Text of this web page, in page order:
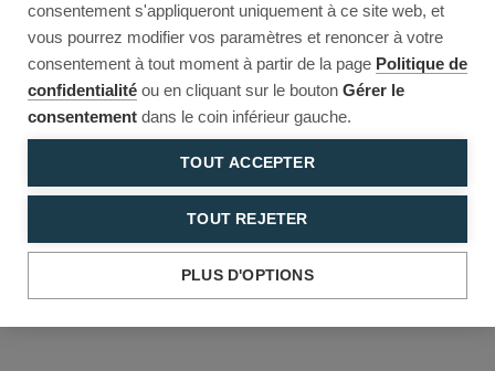
consentement s'appliqueront uniquement à ce site web, et
vous pourrez modifier vos paramètres et renoncer à votre
consentement à tout moment à partir de la page Politique de
confidentialité ou en cliquant sur le bouton Gérer le
consentement dans le coin inférieur gauche.
TOUT ACCEPTER
TOUT REJETER
PLUS D'OPTIONS